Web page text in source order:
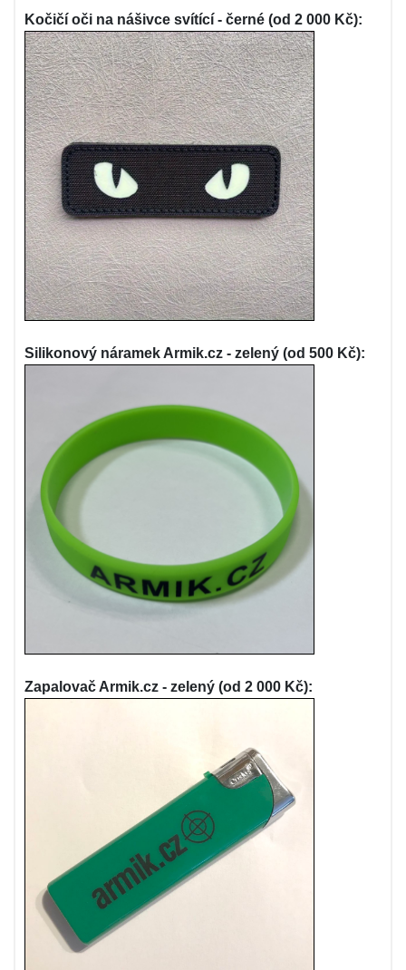
Kočičí oči na nášivce svítící - černé (od 2 000 Kč):
Silikonový náramek Armik.cz - zelený (od 500 Kč):
Zapalovač Armik.cz - zelený (od 2 000 Kč):